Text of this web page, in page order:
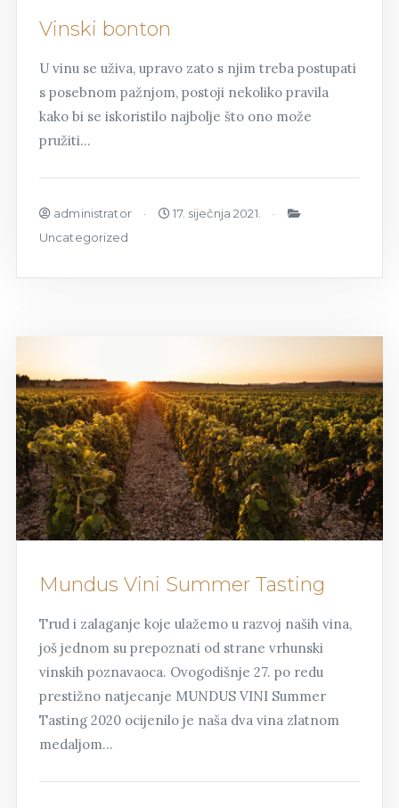
Vinski bonton
U vinu se uživa, upravo zato s njim treba postupati
s posebnom pažnjom, postoji nekoliko pravila
kako bi se iskoristilo najbolje što ono može
pružiti…
administrator
17. siječnja 2021.
Uncategorized
Mundus Vini Summer Tasting
Trud i zalaganje koje ulažemo u razvoj naših vina,
još jednom su prepoznati od strane vrhunski
vinskih poznavaoca. Ovogodišnje 27. po redu
prestižno natjecanje MUNDUS VINI Summer
Tasting 2020 ocijenilo je naša dva vina zlatnom
medaljom…